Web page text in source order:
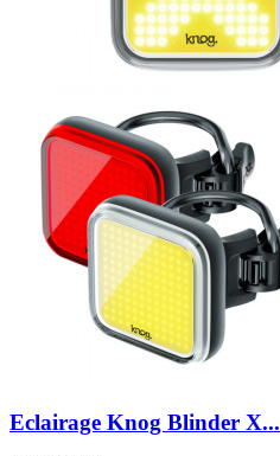
Eclairage Knog Blinder X...